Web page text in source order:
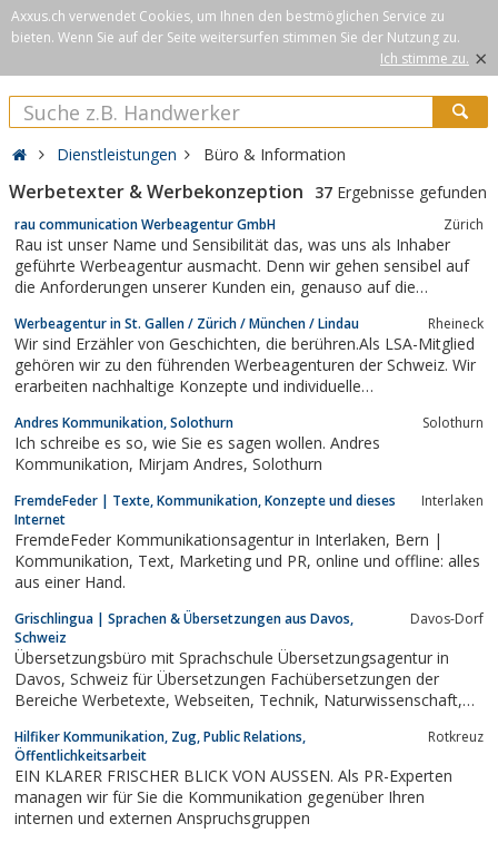
Axxus.ch verwendet Cookies, um Ihnen den bestmöglichen Service zu
bieten. Wenn Sie auf der Seite weitersurfen stimmen Sie der Nutzung zu.
Ich stimme zu. ×
Dienstleistungen Büro & Information
Werbetexter & Werbekonzeption 37 Ergebnisse gefunden
rau communication Werbeagentur GmbH Zürich
Rau ist unser Name und Sensibilität das, was uns als Inhaber
geführte Werbeagentur ausmacht. Denn wir gehen sensibel auf
die Anforderungen unserer Kunden ein, genauso auf die
unsere Kunden genau die Werbung erhalten, die sie erfolgreich
zu ihren Zielen bringt. Dafür...
Werbeagentur in St. Gallen / Zürich / München / Lindau Rheineck
Wir sind Erzähler von Geschichten, die berühren.Als LSA-Mitglied
gehören wir zu den führenden Werbeagenturen der Schweiz. Wir
erarbeiten nachhaltige Konzepte und individuelle
international tätige Kunden.
Andres Kommunikation, Solothurn Solothurn
Ich schreibe es so, wie Sie es sagen wollen. Andres
Kommunikation, Mirjam Andres, Solothurn
FremdeFeder | Texte, Kommunikation, Konzepte und dieses
Internet
Interlaken
FremdeFeder Kommunikationsagentur in Interlaken, Bern |
Kommunikation, Text, Marketing und PR, online und offline: alles
aus einer Hand.
Grischlingua | Sprachen & Übersetzungen aus Davos,
Schweiz
Davos-Dorf
Übersetzungsbüro mit Sprachschule Übersetzungsagentur in
Davos, Schweiz für Übersetzungen Fachübersetzungen der
Bereiche Werbetexte, Webseiten, Technik, Naturwissenschaft,
Hilfiker Kommunikation, Zug, Public Relations,
Öffentlichkeitsarbeit
Rotkreuz
EIN KLARER FRISCHER BLICK VON AUSSEN. Als PR-Experten
managen wir für Sie die Kommunikation gegenüber Ihren
internen und externen Anspruchsgruppen